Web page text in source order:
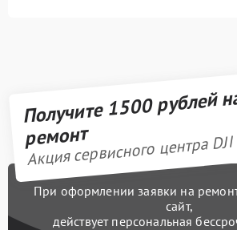
Получите 1500 рублей
ремонт
Акция сервисного центра DJI
При оформлении заявки на
сайт,
действует персональная